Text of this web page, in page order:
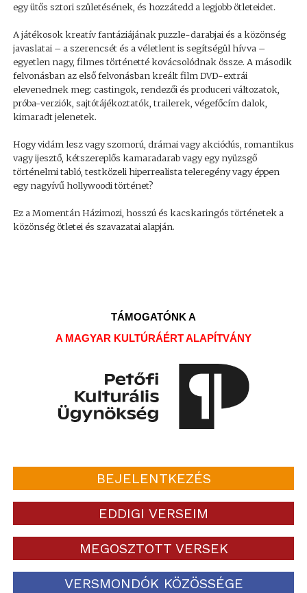
egy ütős sztori születésének, és hozzátedd a legjobb ötleteidet.
A játékosok kreatív fantáziájának puzzle-darabjai és a közönség
javaslatai – a szerencsét és a véletlent is segítségül hívva –
egyetlen nagy, filmes történetté kovácsolódnak össze. A második
felvonásban az első felvonásban kreált film DVD-extrái
elevenednek meg: castingok, rendezői és produceri változatok,
próba-verziók, sajtótájékoztatók, trailerek, végefőcím dalok,
kimaradt jelenetek.
Hogy vidám lesz vagy szomorú, drámai vagy akciódús, romantikus
vagy ijesztő, kétszereplős kamaradarab vagy egy nyüzsgő
történelmi tabló, testközeli hiperrealista teleregény vagy éppen
egy nagyívű hollywoodi történet?
Ez a Momentán Házimozi, hosszú és kacskaringós történetek a
közönség ötletei és szavazatai alapján.
TÁMOGATÓNK A
A MAGYAR KULTÚRÁÉRT ALAPÍTVÁNY
BEJELENTKEZÉS
EDDIGI VERSEIM
MEGOSZTOTT VERSEK
VERSMONDÓK KÖZÖSSÉGE